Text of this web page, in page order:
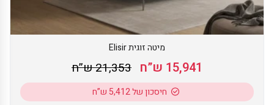
מיטה זוגית Elisir
15,941 ש”ח 21,353 ש”ח
חיסכון של 5,412 ש”ח